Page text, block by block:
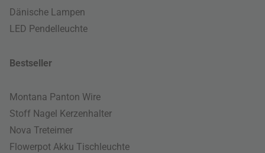
Dänische Lampen
LED Pendelleuchte
Bestseller
Montana Panton Wire
Stoff Nagel Kerzenhalter
Nova Treteimer
Flowerpot Akku Tischleuchte